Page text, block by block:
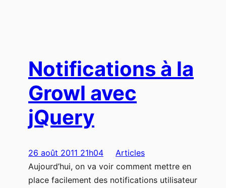
Notifications à la
Growl avec
jQuery
26 août 2011 21h04
Articles
Aujourd’hui, on va voir comment mettre en
place facilement des notifications utilisateur